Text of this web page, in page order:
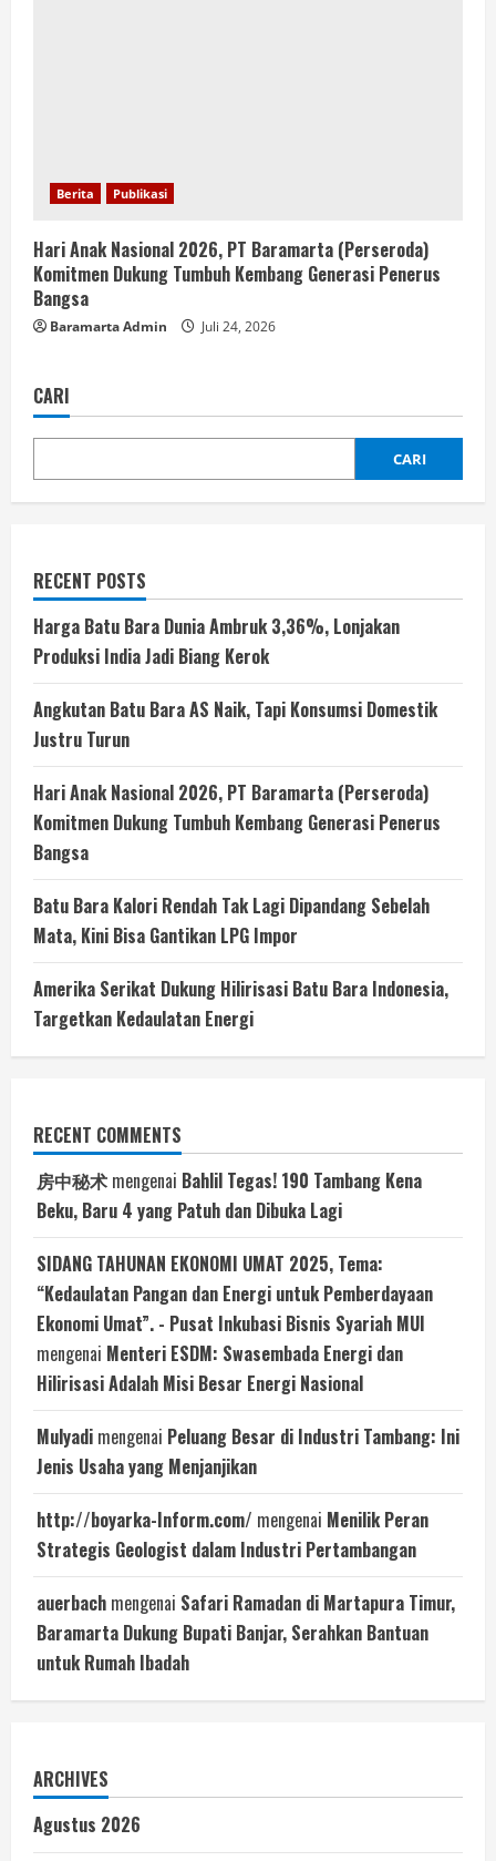
Berita Publikasi
Hari Anak Nasional 2026, PT Baramarta (Perseroda)
Komitmen Dukung Tumbuh Kembang Generasi Penerus
Bangsa
Baramarta Admin Juli 24, 2026
CARI
CARI
RECENT POSTS
Harga Batu Bara Dunia Ambruk 3,36%, Lonjakan
Produksi India Jadi Biang Kerok
Angkutan Batu Bara AS Naik, Tapi Konsumsi Domestik
Justru Turun
Hari Anak Nasional 2026, PT Baramarta (Perseroda)
Komitmen Dukung Tumbuh Kembang Generasi Penerus
Bangsa
Batu Bara Kalori Rendah Tak Lagi Dipandang Sebelah
Mata, Kini Bisa Gantikan LPG Impor
Amerika Serikat Dukung Hilirisasi Batu Bara Indonesia,
Targetkan Kedaulatan Energi
RECENT COMMENTS
房中秘术 mengenai Bahlil Tegas! 190 Tambang Kena
Beku, Baru 4 yang Patuh dan Dibuka Lagi
SIDANG TAHUNAN EKONOMI UMAT 2025, Tema:
“Kedaulatan Pangan dan Energi untuk Pemberdayaan
Ekonomi Umat”. - Pusat Inkubasi Bisnis Syariah MUI
mengenai Menteri ESDM: Swasembada Energi dan
Hilirisasi Adalah Misi Besar Energi Nasional
Mulyadi mengenai Peluang Besar di Industri Tambang: Ini
Jenis Usaha yang Menjanjikan
http://boyarka-Inform.com/ mengenai Menilik Peran
Strategis Geologist dalam Industri Pertambangan
auerbach mengenai Safari Ramadan di Martapura Timur,
Baramarta Dukung Bupati Banjar, Serahkan Bantuan
untuk Rumah Ibadah
ARCHIVES
Agustus 2026